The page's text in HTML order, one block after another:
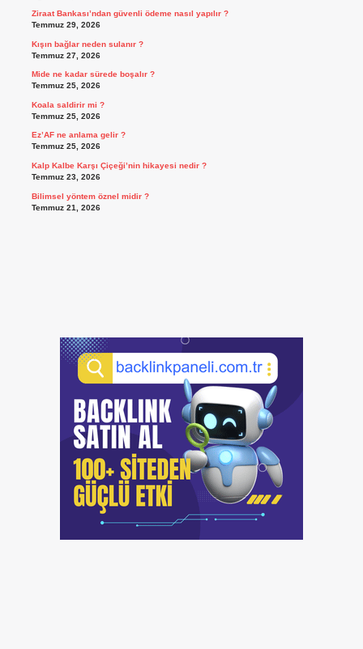
Ziraat Bankası’ndan güvenli ödeme nasıl yapılır ?
Temmuz 29, 2026
Kışın bağlar neden sulanır ?
Temmuz 27, 2026
Mide ne kadar sürede boşalır ?
Temmuz 25, 2026
Koala saldirir mi ?
Temmuz 25, 2026
Ez’AF ne anlama gelir ?
Temmuz 25, 2026
Kalp Kalbe Karşı Çiçeği’nin hikayesi nedir ?
Temmuz 23, 2026
Bilimsel yöntem öznel midir ?
Temmuz 21, 2026